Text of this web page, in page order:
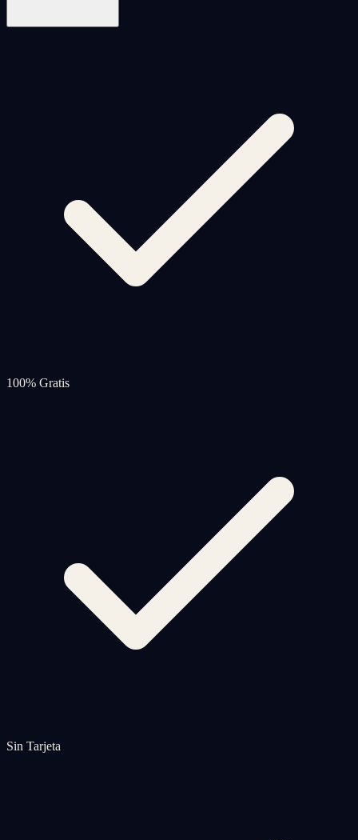
100% Gratis
Sin Tarjeta